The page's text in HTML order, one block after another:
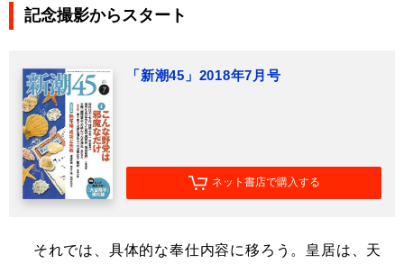
記念撮影からスタート
「新潮45」2018年7月号
ネット書店で購入する
それでは、具体的な奉仕内容に移ろう。皇居は、天